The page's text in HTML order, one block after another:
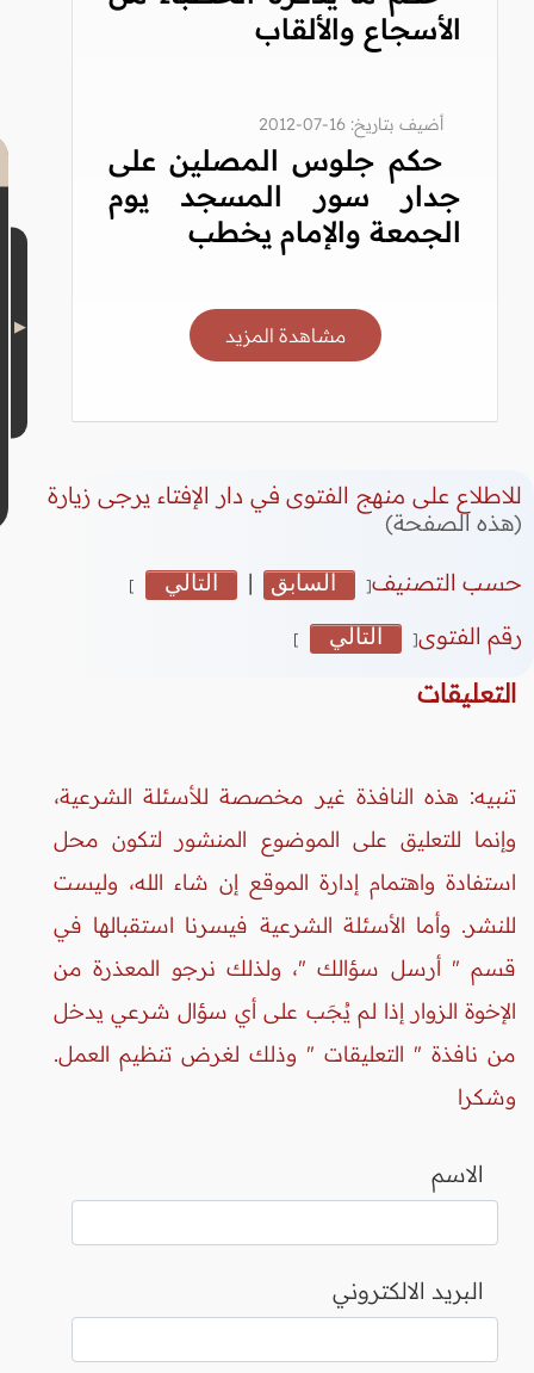
الأسجاع والألقاب
أضيف بتاريخ: 16-07-2012
حكم جلوس المصلين على
جدار سور المسجد يوم
الجمعة والإمام يخطب
مشاهدة المزيد
للاطلاع على منهج الفتوى في دار الإفتاء يرجى زيارة
(هذه الصفحة)
حسب التصنيف[ السابق | التالي ]
رقم الفتوى[ التالي ]
التعليقات
تنبيه: هذه النافذة غير مخصصة للأسئلة الشرعية،
وإنما للتعليق على الموضوع المنشور لتكون محل
استفادة واهتمام إدارة الموقع إن شاء الله، وليست
للنشر. وأما الأسئلة الشرعية فيسرنا استقبالها في
قسم " أرسل سؤالك "، ولذلك نرجو المعذرة من
الإخوة الزوار إذا لم يُجَب على أي سؤال شرعي يدخل
من نافذة " التعليقات " وذلك لغرض تنظيم العمل.
وشكرا
الاسم
البريد الالكتروني